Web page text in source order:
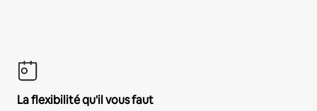
La flexibilité qu'il vous faut